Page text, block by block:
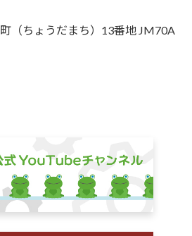
（ちょうだまち）13番地 JM70A